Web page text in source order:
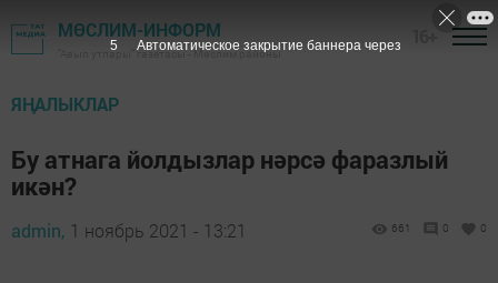
МӨСЛИМ-ИНФОРМ
"Авыл утлары" газетасы - Мөслим районы
ЯҢАЛЫКЛАР
Бу атнага йолдызлар нәрсә фаразлый
икән?
admin, 1 ноябрь 2021 - 13:21 661 0 0
4 Автоматическое закрытие баннера через